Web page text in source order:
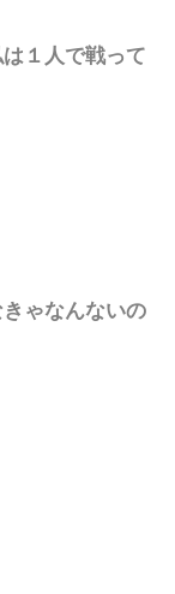
１人で戦って
ゃなんないの